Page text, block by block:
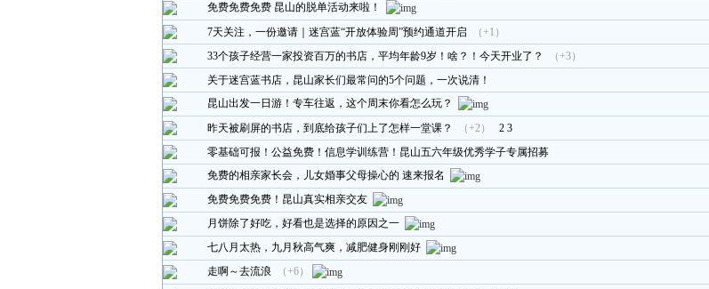
免费免费免费 昆山的脱单活动来啦！
7天关注，一份邀请｜迷宫蓝“开放体验周”预约通道开启
（+1）
33个孩子经营一家投资百万的书店，平均年龄9岁！啥？！今天开业了？
（+3）
关于迷宫蓝书店，昆山家长们最常问的5个问题，一次说清！
昆山出发一日游！专车往返，这个周末你看怎么玩？
昨天被刷屏的书店，到底给孩子们上了怎样一堂课？
（+2） 2 3
零基础可报！公益免费！信息学训练营！昆山五六年级优秀学子专属招募
免费的相亲家长会，儿女婚事父母操心的 速来报名
免费免费免费！昆山真实相亲交友
月饼除了好吃，好看也是选择的原因之一
七八月太热，九月秋高气爽，减肥健身刚刚好
走啊～去流浪
（+6）